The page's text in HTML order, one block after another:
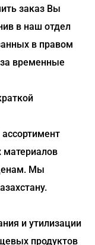
заказ Вы
в наш отдел
в правом
временные
материалов
Мы
и утилизации
продуктов